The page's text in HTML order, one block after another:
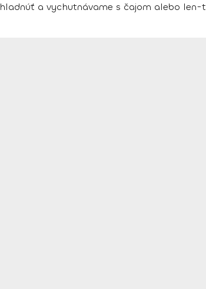
a vychutnávame s čajom alebo len-